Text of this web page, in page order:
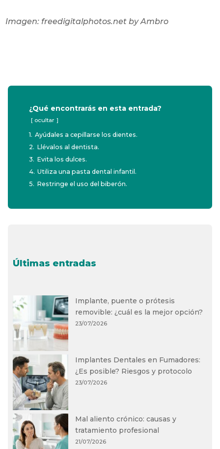
Imagen: freedigitalphotos.net by Ambro
¿Qué encontrarás en esta entrada?
ocultar
1. Ayúdales a cepillarse los dientes.
2. Llévalos al dentista.
3. Evita los dulces.
4. Utiliza una pasta dental infantil.
5. Restringe el uso del biberón.
Últimas entradas
Implante, puente o prótesis
removible: ¿cuál es la mejor opción?
23/07/2026
Implantes Dentales en Fumadores:
¿Es posible? Riesgos y protocolo
23/07/2026
Mal aliento crónico: causas y
tratamiento profesional
21/07/2026